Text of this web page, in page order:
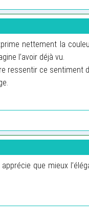
nettement la
l’avoir déjà vu.
ressentir ce sentiment
apprécie que mieux